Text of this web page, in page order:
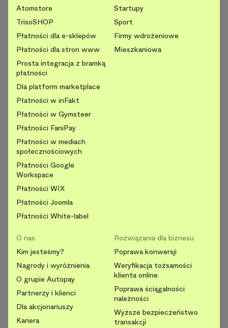
Atomstore
TrisoSHOP
Płatności dla e-sklepów
Płatności dla stron www
Prosta integracja z bramką
płatności
Dla platform marketplace
Płatności w inFakt
Płatności w Gymsteer
Płatności FaniPay
Płatności w mediach
społecznościowych
Płatności Google
Workspace
Płatności WIX
Płatności Joomla
Płatności White-label
Startupy
Sport
Firmy wdrożeniowe
Mieszkaniowa
O nas
Kim jesteśmy?
Nagrody i wyróżnienia
O grupie Autopay
Partnerzy i klienci
Dla akcjonariuszy
Kariera
Rozwiązania dla biznesu
Poprawa konwersji
Weryfikacja tożsamości
klienta online
Poprawa ściągalności
należności
Wyższe bezpieczeństwo
transakcji